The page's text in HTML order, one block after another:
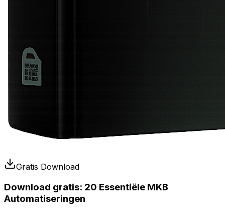
Gratis Download
Download gratis: 20 Essentiële MKB
Automatiseringen